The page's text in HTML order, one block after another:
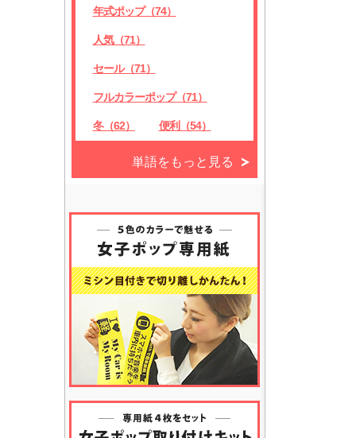
年式ポップ（74）
人気（71）
セール（71）
フルカラーポップ（71）
冬（62） 便利（54）
単語をもっと見る